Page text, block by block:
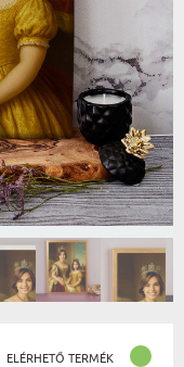
ELÉRHETŐ TERMÉK